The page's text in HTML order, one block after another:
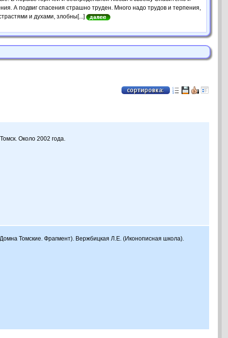
А подвиг спасения страшно труден. Много надо трудов и терпения,
и духами, злобны[...]
Около 2002 года.
Томские. Фрагмент). Вержбицкая Л.Е. (Иконописная школа).